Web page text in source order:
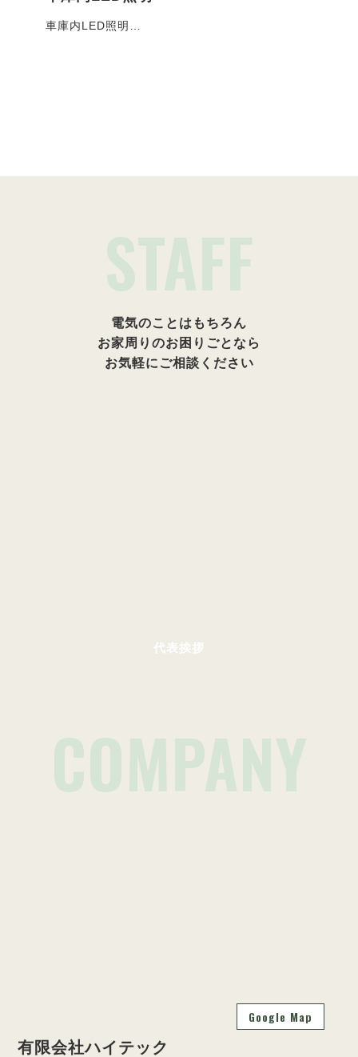
車庫内LED照明…
STAFF
電気のことはもちろん
お家周りのお困りごとなら
お気軽にご相談ください
代表挨拶
COMPANY
Google Map
有限会社ハイテック